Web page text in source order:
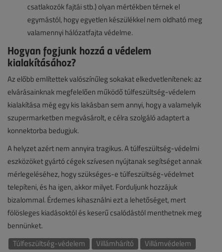
csatlakozók fajtái stb.) olyan mértékben térnek el
egymástól, hogy egyetlen készülékkel nem oldható meg
valamennyi hálózatfajta védelme.
Hogyan fogjunk hozzá a védelem
kialakításához?
Az előbb említettek valószínűleg sokakat elkedvetlenítenek: az
elvárásainknak megfelelően működő túlfeszültség-védelem
kialakítása még egy kis lakásban sem annyi, hogy a valamelyik
szupermarketben megvásárolt, e célra szolgáló adaptert a
konnektorba bedugjuk.
A helyzet azért nem annyira tragikus. A túlfeszültség-védelmi
eszközöket gyártó cégek szívesen nyújtanak segítséget annak
mérlegeléséhez, hogy szükséges-e túlfeszültség-védelmet
telepíteni, és ha igen, akkor milyet. Forduljunk hozzájuk
bizalommal. Érdemes kihasználni ezt a lehetőséget, mert
fölösleges kiadásoktól és keserű csalódástól menthetnek meg
bennünket.
Túlfeszültség-védelem
Villámhárító Villámvédelem